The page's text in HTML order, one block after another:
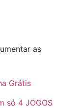
as
Grátis
só 4 JOGOS